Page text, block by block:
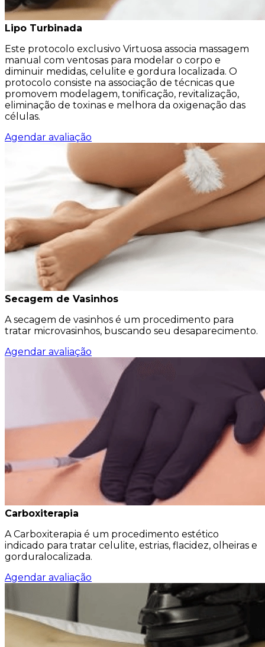
Lipo Turbinada
Este protocolo exclusivo Virtuosa associa massagem
manual com ventosas para modelar o corpo e
diminuir medidas, celulite e gordura localizada. O
protocolo consiste na associação de técnicas que
promovem modelagem, tonificação, revitalização,
eliminação de toxinas e melhora da oxigenação das
células.
Agendar avaliação
Secagem de Vasinhos
A secagem de vasinhos é um procedimento para
tratar microvasinhos, buscando seu desaparecimento.
Agendar avaliação
Carboxiterapia
A Carboxiterapia é um procedimento estético
indicado para tratar celulite, estrias, flacidez, olheiras e
gorduralocalizada.
Agendar avaliação